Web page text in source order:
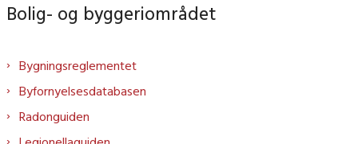
Bolig- og byggeriområdet
Bygningsreglementet
Byfornyelsesdatabasen
Radonguiden